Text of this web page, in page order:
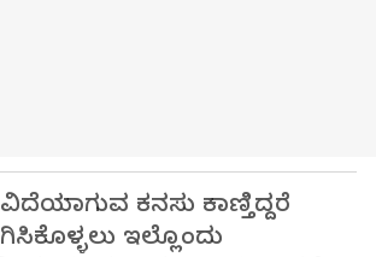
ಕನಸು ಕಾಣ್ತಿದ್ದರೆ
ಇಲ್ಲೊಂದು